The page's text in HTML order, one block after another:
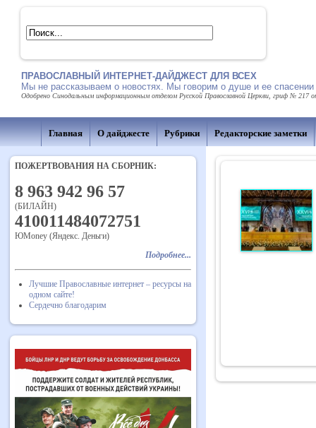
ПРАВОСЛАВНЫЙ ИНТЕРНЕТ-ДАЙДЖЕСТ ДЛЯ ВСЕХ
Мы не рассказываем о новостях. Мы говорим о душе и ее спасении
Одобрено Синодальным информационным отделом Русской Православной Церкви, гриф № 217
Главная О дайджесте Рубрики Редакторские заметки
ПОЖЕРТВОВАНИЯ НА СБОРНИК:
8 963 942 96 57
(БИЛАЙН)
410011484072751
ЮMoney (Яндекс. Деньги)
Подробнее...
Лучшие Православные интернет – ресурсы на
одном сайте!
Сердечно благодарим